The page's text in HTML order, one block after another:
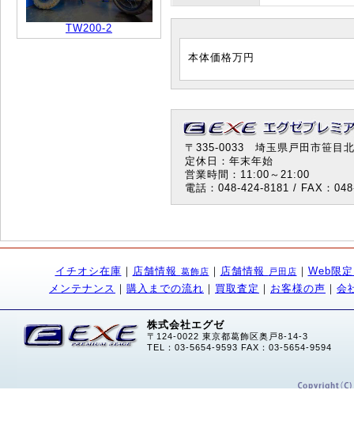
TW200-2
本体価格万円
〒335-0033 埼玉県戸田市笹目
定休日：年末年始
営業時間：11:00～21:00
電話：048-424-8181 / FAX：
イチオシ在庫 ｜ 店舗情報 葛飾店 ｜ 店舗情報 戸田店 ｜ Web限
メンテナンス ｜ 購入までの流れ ｜ 買取査定 ｜ お客様の声 ｜ 会
株式会社エグゼ
〒124-0022 東京都葛飾区奥戸8-14-3
TEL：03-5654-9593 FAX：03-5654-9594